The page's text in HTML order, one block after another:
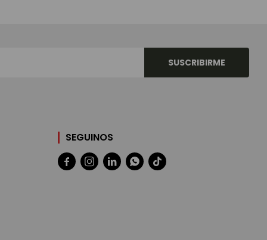
SUSCRIBIRME
SEGUINOS
    